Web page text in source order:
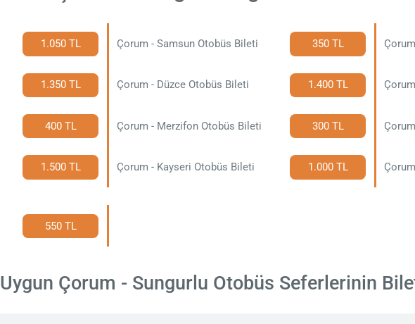
1.050 TL Çorum - Samsun Otobüs Bileti 350 TL
1.350 TL Çorum - Düzce Otobüs Bileti 1.400 TL
400 TL Çorum - Merzifon Otobüs Bileti 300 TL
1.500 TL Çorum - Kayseri Otobüs Bileti 1.000 TL
550 TL
Uygun Çorum - Sungurlu Otobüs Seferlerinin